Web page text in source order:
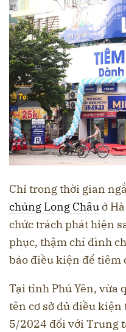
Chỉ trong thời gian
chủng Long Châuở
chức trách phát hiện
phục, thậm chí đình
bảo điều kiện để tiêm
Tại tỉnh Phú Yên, vừa
tên cơ sở đủ điều
5/2024 đối với Trung